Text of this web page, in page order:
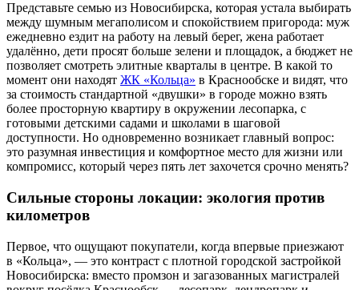
Представьте семью из Новосибирска, которая устала выбирать
между шумным мегаполисом и спокойствием пригорода: муж
ежедневно ездит на работу на левый берег, жена работает
удалённо, дети просят больше зелени и площадок, а бюджет не
позволяет смотреть элитные кварталы в центре. В какой то
момент они находят ЖК «Кольца» в Краснообске и видят, что
за стоимость стандартной «двушки» в городе можно взять
более просторную квартиру в окружении лесопарка, с
готовыми детскими садами и школами в шаговой
доступности. Но одновременно возникает главный вопрос:
это разумная инвестиция и комфортное место для жизни или
компромисс, который через пять лет захочется срочно менять?
Сильные стороны локации: экология против
километров
Первое, что ощущают покупатели, когда впервые приезжают
в «Кольца», — это контраст с плотной городской застройкой
Новосибирска: вместо промзон и загазованных магистралей